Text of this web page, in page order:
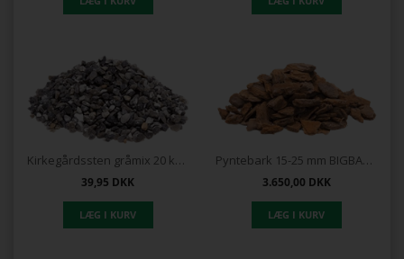
Kirkegårdssten gråmix 20 kg pose
39,95 DKK
Pyntebark 15-25 mm BIGBAGS
3.650,00 DKK